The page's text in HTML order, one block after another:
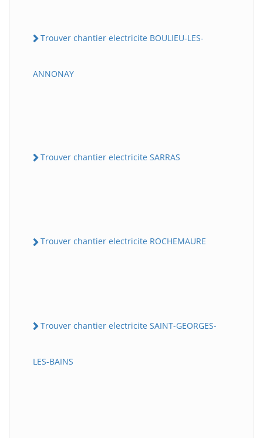
Trouver chantier electricite BOULIEU-LES-
ANNONAY
Trouver chantier electricite SARRAS
Trouver chantier electricite ROCHEMAURE
Trouver chantier electricite SAINT-GEORGES-
LES-BAINS